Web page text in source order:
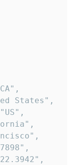
States",